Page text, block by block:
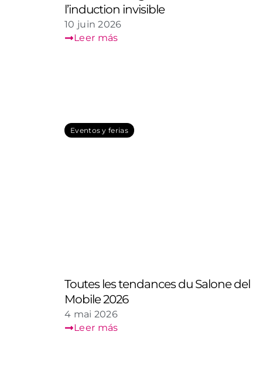
l’induction invisible
10 juin 2026
Leer más
Eventos y ferias
Toutes les tendances du Salone del
Mobile 2026
4 mai 2026
Leer más